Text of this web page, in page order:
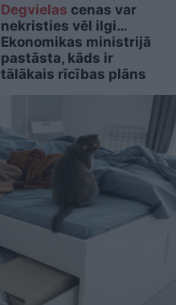
Degvielas cenas var
nekristies vēl ilgi…
Ekonomikas ministrijā
pastāsta, kāds ir
tālākais rīcības plāns